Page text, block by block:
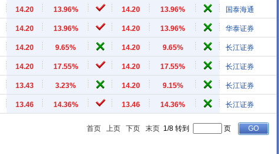
14.20 13.96% 14.20 13.96% 国泰海通
14.20 13.96% 14.20 13.96% 华泰证券
14.20 9.65% 14.20 9.65% 长江证券
14.20 17.55% 14.20 17.55% 长江证券
13.43 3.23% 14.20 9.15% 长江证券
13.46 14.36% 13.46 14.36% 长江证券
首页 上页 下页 末页 1/8 转到 页